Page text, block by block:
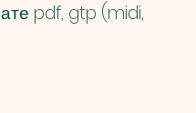
pdf, gtp (midi,